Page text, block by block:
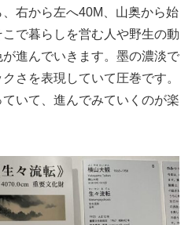
右から左へ40M、山奥から始
で暮らしを営む人や野生の動
進んでいきます。墨の濃淡で
さを表現していて圧巻です。
いて、進んでみていくのが楽